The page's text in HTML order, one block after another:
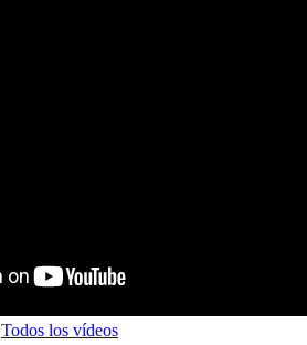
Todos los vídeos